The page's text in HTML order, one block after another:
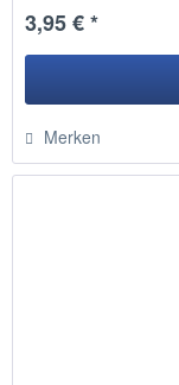
3,95 € *
Merken